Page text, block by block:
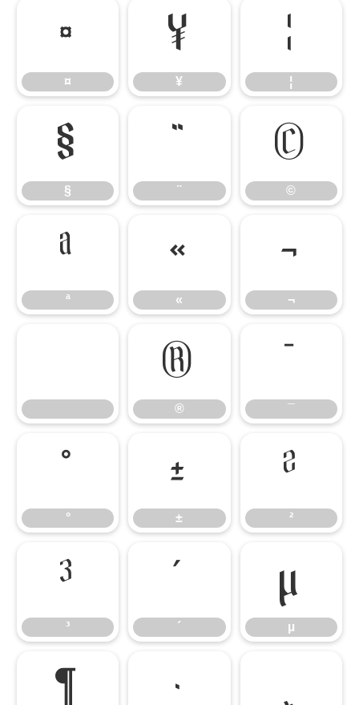
¤
¤
¥
¥
¦
¦
§
§
¨
¨
©
©
ª
ª
«
«
¬
¬
®
®
¯
¯
°
°
±
±
²
²
³
³
´
´
µ
µ